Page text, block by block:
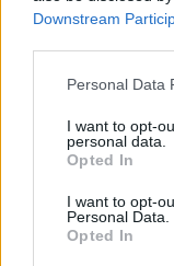
Downstream
Please note that
not limited to your
grant or deny
use your data for
consent section.
Personal Data
I want to opt-
personal data.
Opted In
I want to opt-
Personal Data.
Opted In